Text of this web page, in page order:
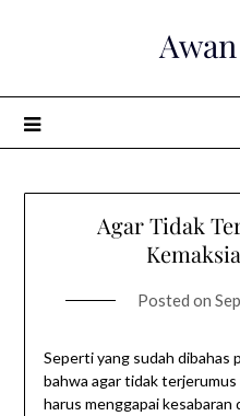
Agar Tidak
Posted on
Seperti yang sudah dibahas
bahwa agar tidak terjerumus
harus menggapai kesabaran